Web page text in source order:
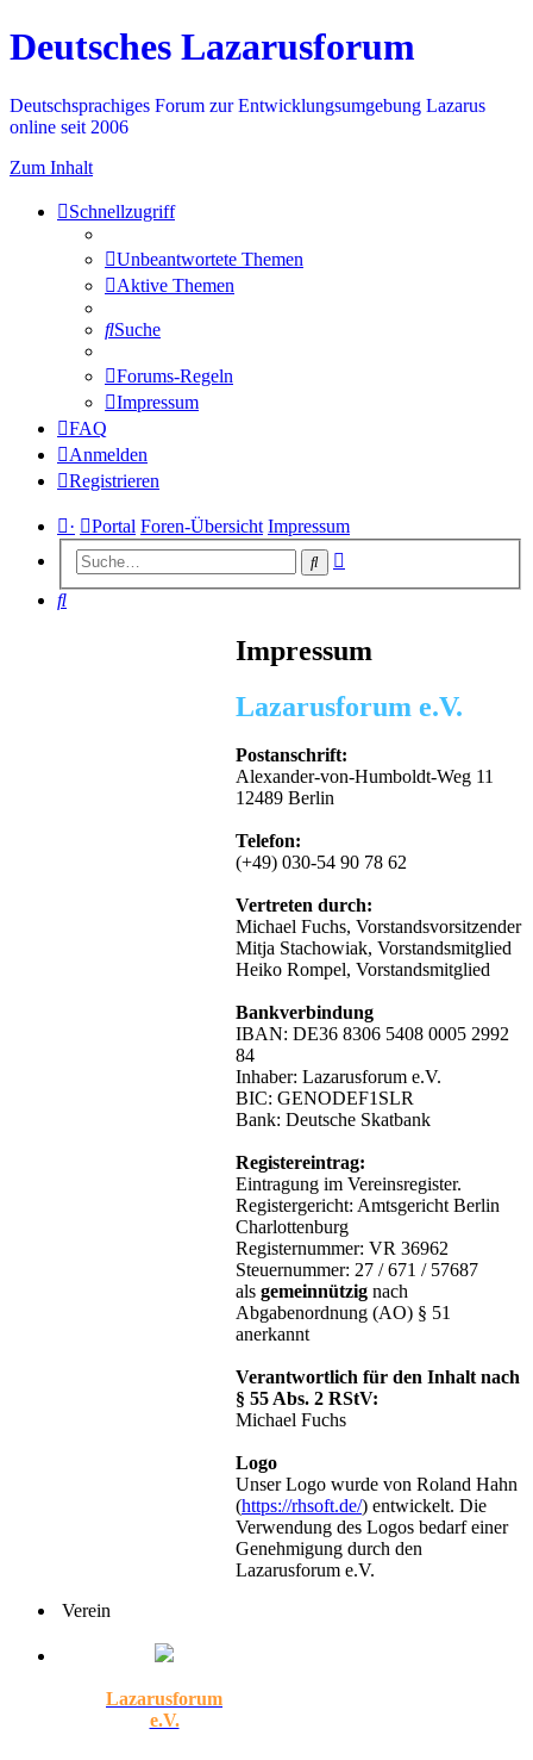
Deutsches Lazarusforum
Deutschsprachiges Forum zur Entwicklungsumgebung Lazarus
online seit 2006
Zum Inhalt
Schnellzugriff
Unbeantwortete Themen
Aktive Themen
Suche
Forums-Regeln
Impressum
FAQ
Anmelden
Registrieren
· Portal Foren-Übersicht Impressum
Suche
Suche
Impressum
Lazarusforum e.V.
Postanschrift:
Alexander-von-Humboldt-Weg 11
12489 Berlin
Telefon:
(+49) 030-54 90 78 62
Vertreten durch:
Michael Fuchs, Vorstandsvorsitzender
Mitja Stachowiak, Vorstandsmitglied
Heiko Rompel, Vorstandsmitglied
Bankverbindung
IBAN: DE36 8306 5408 0005 2992
84
Inhaber: Lazarusforum e.V.
BIC: GENODEF1SLR
Bank: Deutsche Skatbank
Registereintrag:
Eintragung im Vereinsregister.
Registergericht: Amtsgericht Berlin
Charlottenburg
Registernummer: VR 36962
Steuernummer: 27 / 671 / 57687
als gemeinnützig nach
Abgabenordnung (AO) § 51
anerkannt
Verantwortlich für den Inhalt nach
§ 55 Abs. 2 RStV:
Michael Fuchs
Logo
Unser Logo wurde von Roland Hahn
(https://rhsoft.de/) entwickelt. Die
Verwendung des Logos bedarf einer
Genehmigung durch den
Lazarusforum e.V.
Verein
Lazarusforum
e.V.